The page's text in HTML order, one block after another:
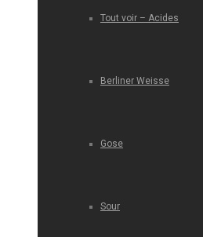
Tout voir – Acides
Berliner Weisse
Gose
Sour